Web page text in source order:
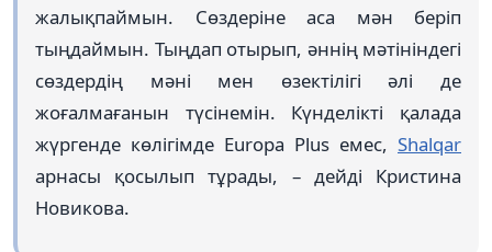
жалықпаймын. Сөздеріне аса мән беріп
тыңдаймын. Тыңдап отырып, әннің мәтініндегі
сөздердің мәні мен өзектілігі әлі де
жоғалмағанын түсінемін. Күнделікті қалада
жүргенде көлігімде Europa Plus емес, Shalqar
арнасы қосылып тұрады, – дейді Кристина
Новикова.